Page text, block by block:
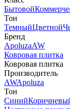
Бытовой
Тон
ТемныйЦветной
Бренд
ApoluzaAW
Ковровая плитка
Ковровая плитка
Производитель
AWApoluza
Тон
Синий